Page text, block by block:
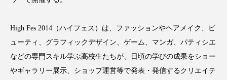
AI B2B BeautyTech ChatGPT
Gemini Instagram SaaS SNS
High Fes 2014（ハイフェス）は、ファッションやヘアメイク、ビ
ューティ、グラフィックデザイン、ゲーム、マンガ、パティシエ
などの専門スキル学ぶ高校生たちが、日頃の学びの成果をショー
やギャラリー展示、ショップ運営等で発表・発信するクリエイテ